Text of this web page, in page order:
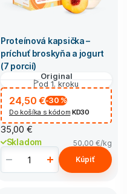
Proteínová kapsička –
príchuť broskyňa a jogurt
(7 porcií)
Original
od 1. kroku
24,50 €-30 %
Do košíka s kódom KD30
35,00 €
Skladom 50,00 €/kg
Kúpiť